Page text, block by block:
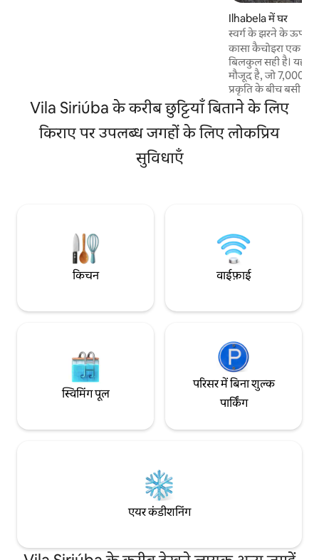
Ilhabela में घर
स्वर्ग के झरने के ऊपर
कासा कैचोइरा एक
बिलकुल सही है। यह
मौजूद है, जो 7,000
प्रकृति के बीच बसी
समुद्र के नज़ारे और
निजता और आराम व
रहने का अनुभव देता
Vila Siriúba के करीब छुट्टियाँ बिताने के लिए
किराए पर उपलब्ध जगहों के लिए लोकप्रिय
सुविधाएँ
किचन वाईफ़ाई
स्विमिंग पूल
परिसर में बिना शुल्क
पार्किंग
एयर कंडीशनिंग